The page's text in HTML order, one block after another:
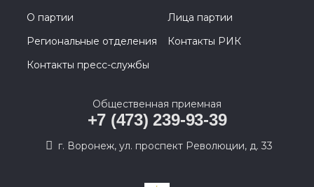
О партии
Лица партии
Региональные отделения
Контакты РИК
Контакты пресс-службы
Общественная приемная
+7 (473) 239-93-39
г. Воронеж, ул. проспект Революции, д. 33